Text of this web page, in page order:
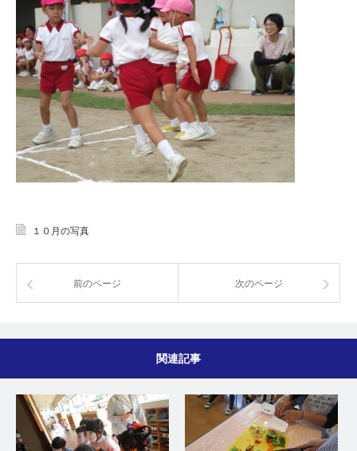
１０月の写真
前のページ 次のページ
関連記事